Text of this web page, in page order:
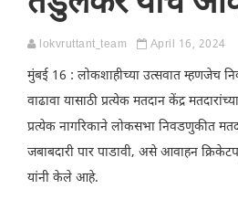
lokvruttant_team April 16, 2024
मुंबई 16 : लोकशाहीच्या उत्सवात म्हणजेच
वाढावा यासाठी प्रत्येक मतदान केंद्र
प्रत्येक नागरिकाने लोकसभा निवडणुकीत
जबाबदारी पार पाडावी, असे आवाहन
यांनी केले आहे.